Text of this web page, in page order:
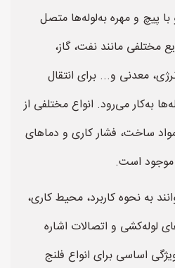
پیچ و مهره به‌لوله‌ها متصل
مختلفی مانند نفت، گاز،
معدنی و... برای انتقال
به‌کار می‌رود. انواع مختلفی از
ساخت، فشار کاری و دماهای
موجود است.
به نحوه کاربرد، محیط کاری،
لوله‌کشی و اتصالات اشاره
اساسی برای انواع فلنج